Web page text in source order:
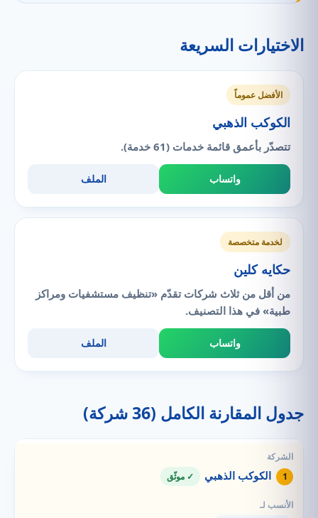
الاختيارات السريعة
الأفضل عموماً
الكوكب الذهبي
تتصدّر بأعمق قائمة خدمات (61 خدمة).
واتساب الملف
لخدمة متخصصة
حكايه كلين
من أقل من ثلاث شركات تقدّم «تنظيف مستشفيات ومراكز
طبية» في هذا التصنيف.
واتساب الملف
جدول المقارنة الكامل (36 شركة)
1 الكوكب الذهبي ✓ موثّق